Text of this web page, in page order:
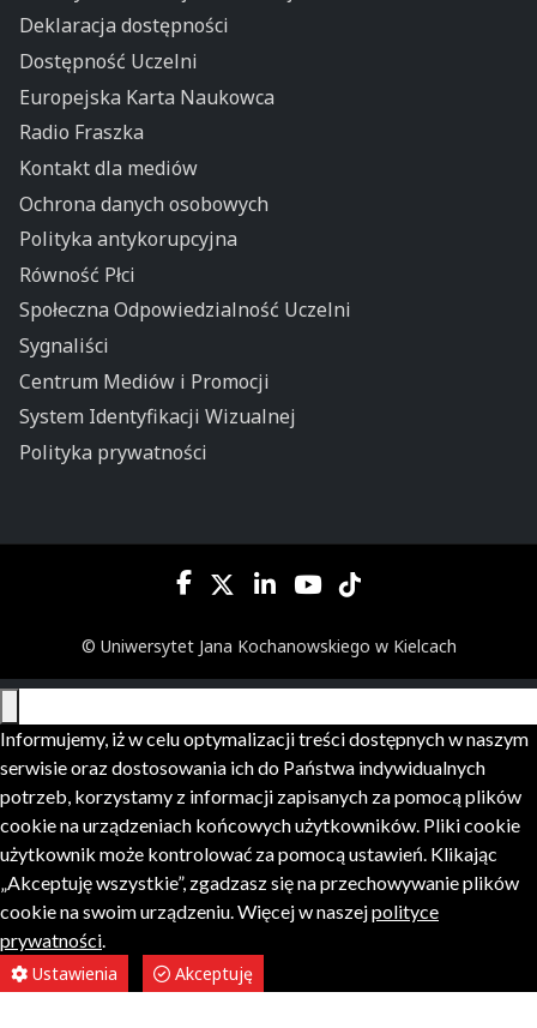
Deklaracja dostępności
Dostępność Uczelni
Europejska Karta Naukowca
Radio Fraszka
Kontakt dla mediów
Ochrona danych osobowych
Polityka antykorupcyjna
Równość Płci
Społeczna Odpowiedzialność Uczelni
Sygnaliści
Centrum Mediów i Promocji
System Identyfikacji Wizualnej
Polityka prywatności
© Uniwersytet Jana Kochanowskiego w Kielcach
Informujemy, iż w celu optymalizacji treści dostępnych w naszym
serwisie oraz dostosowania ich do Państwa indywidualnych
potrzeb, korzystamy z informacji zapisanych za pomocą plików
cookie na urządzeniach końcowych użytkowników. Pliki cookie
użytkownik może kontrolować za pomocą ustawień. Klikając
„Akceptuję wszystkie”, zgadzasz się na przechowywanie plików
cookie na swoim urządzeniu. Więcej w naszejpolityce
prywatności.
Ustawienia
Akceptuję